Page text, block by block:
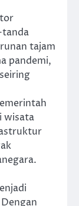
tanda
tajam
pandemi,
wisata